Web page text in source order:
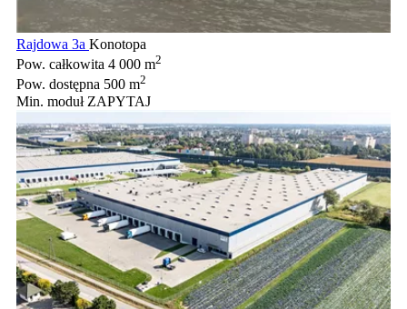
Rajdowa 3a Konotopa
Pow. całkowita 4 000 m2
Pow. dostępna 500 m2
Min. moduł ZAPYTAJ